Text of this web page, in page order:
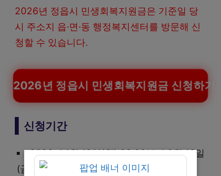
2026년 정읍시 민생회복지원금은 기준일 당
시 주소지 읍·면·동 행정복지센터를 방문해 신
청할 수 있습니다.
2026년 정읍시 민생회복지원금 신청하기
신청기간
2026년 1월 19일(월) 09:00부터 2월 13일
(금) 18:00까지